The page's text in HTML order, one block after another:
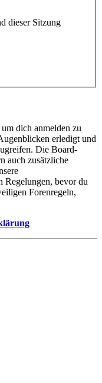
dieser Sitzung
dich anmelden zu
erledigt und
Die Board-
auch zusätzliche
Regelungen, bevor du
Forenregeln,